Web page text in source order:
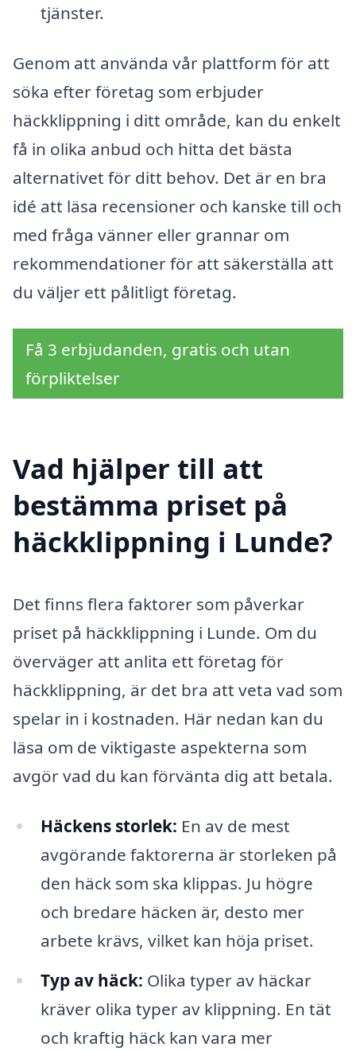
tjänster.
Genom att använda vår plattform för att
söka efter företag som erbjuder
häckklippning i ditt område, kan du enkelt
få in olika anbud och hitta det bästa
alternativet för ditt behov. Det är en bra
idé att läsa recensioner och kanske till och
med fråga vänner eller grannar om
rekommendationer för att säkerställa att
du väljer ett pålitligt företag.
Få 3 erbjudanden, gratis och utan
förpliktelser
Vad hjälper till att
bestämma priset på
häckklippning i Lunde?
Det finns flera faktorer som påverkar
priset på häckklippning i Lunde. Om du
överväger att anlita ett företag för
häckklippning, är det bra att veta vad som
spelar in i kostnaden. Här nedan kan du
läsa om de viktigaste aspekterna som
avgör vad du kan förvänta dig att betala.
Häckens storlek: En av de mest
avgörande faktorerna är storleken på
den häck som ska klippas. Ju högre
och bredare häcken är, desto mer
arbete krävs, vilket kan höja priset.
Typ av häck: Olika typer av häckar
kräver olika typer av klippning. En tät
och kraftig häck kan vara mer